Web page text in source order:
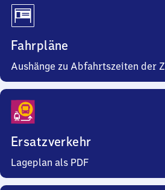
Fahrpläne
Aushänge zu Abfahrtszeiten der
Ersatzverkehr
Lageplan als PDF